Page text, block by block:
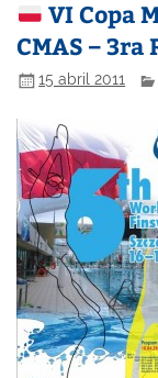
VI Copa
CMAS – 3ra
15 abril 2011